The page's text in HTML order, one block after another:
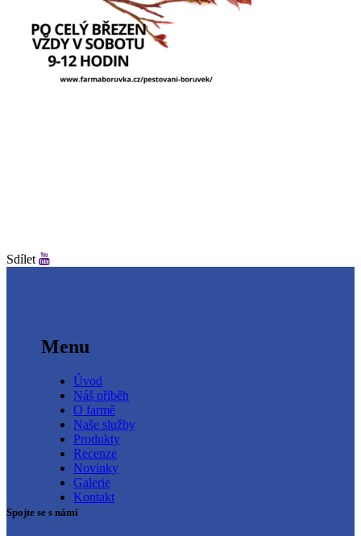
Sdílet
Menu
Úvod
Náš příběh
O farmě
Naše služby
Produkty
Recenze
Novinky
Galerie
Kontakt
Spojte se s námi